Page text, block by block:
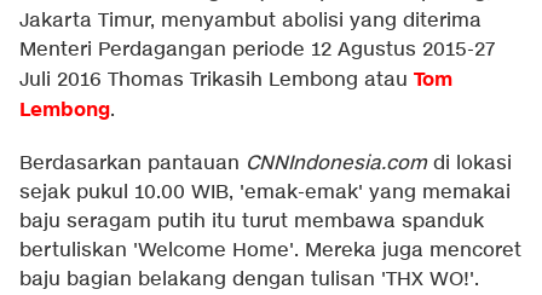
Jakarta Timur, menyambut abolisi yang diterima
Menteri Perdagangan periode 12 Agustus 2015-27
Juli 2016 Thomas Trikasih Lembong atau Tom
Lembong.
Berdasarkan pantauan CNNIndonesia.comdi lokasi
sejak pukul 10.00 WIB, 'emak-emak' yang memakai
baju seragam putih itu turut membawa spanduk
bertuliskan 'Welcome Home'. Mereka juga mencoret
baju bagian belakang dengan tulisan 'THX WO!'.